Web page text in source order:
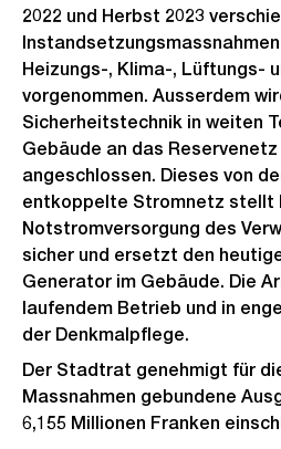
2022 und Herbst 2023
Heizungs-, Klima-, Lüftungs-
vorgenommen. Ausserdem
Sicherheitstechnik in weiten
Gebäude an das
angeschlossen. Dieses von
entkoppelte Stromnetz stellt
Notstromversorgung des
sicher und ersetzt den
Generator im Gebäude. Die
laufendem Betrieb und in
der Denkmalpflege.
Der Stadtrat genehmigt für
Massnahmen gebundene
6,155 Millionen Franken